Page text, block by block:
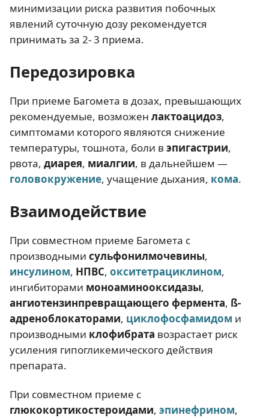
минимизации риска развития побочных
явлений суточную дозу рекомендуется
принимать за 2- 3 приема.
Передозировка
При приеме Багомета в дозах, превышающих
рекомендуемые, возможен лактоацидоз,
симптомами которого являются снижение
температуры, тошнота, боли в эпигастрии,
рвота, диарея, миалгии, в дальнейшем —
головокружение, учащение дыхания, кома.
Взаимодействие
При совместном приеме Багомета с
производными сульфонилмочевины,
инсулином, НПВС, окситетрациклином,
ингибиторами моноаминооксидазы,
ангиотензинпревращающего фермента, ß-
адреноблокаторами, циклофосфамидом и
производными клофибрата возрастает риск
усиления гипогликемического действия
препарата.
При совместном приеме с
глюкокортикостероидами, эпинефрином,